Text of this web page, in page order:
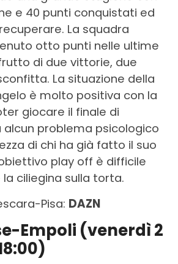
e 40 punti conquistati ed
La squadra
otto punti nelle ultime
di due vittorie, due
La situazione della
è molto positiva con la
giocare il finale di
alcun problema psicologico
di chi ha già fatto il suo
play off è difficile
ciliegina sulla torta.
Pisa: DAZN
Empoli (venerdì 2